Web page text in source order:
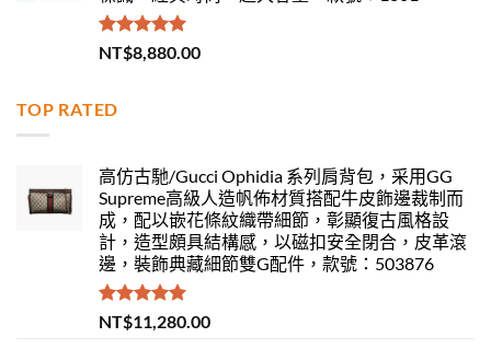
評分 5.00
滿分 5
NT$8,880.00
TOP RATED
高仿古馳/Gucci Ophidia 系列肩背包，采用GG
Supreme高級人造帆佈材質搭配牛皮飾邊裁制而
成，配以嵌花條紋織帶細節，彰顯復古風格設
計，造型頗具結構感，以磁扣安全閉合，皮革滾
邊，裝飾典藏細節雙G配件，款號：503876
評分5.00
滿分 5
NT$11,280.00